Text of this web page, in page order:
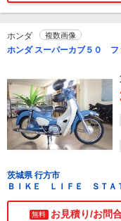
ホンダ 複数画像
ホンダ スーパーカブ５０ フ
茨城県 行方市
ＢＩＫＥ ＬＩＦＥ ＳＴＡ
無料 お見積り/お問